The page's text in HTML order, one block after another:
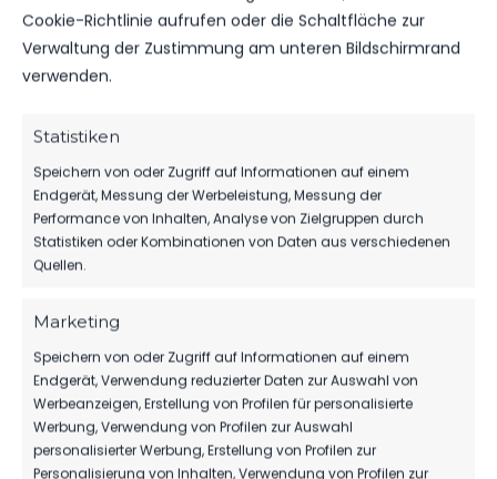
Cookie-Richtlinie aufrufen oder die Schaltfläche zur
Verwaltung der Zustimmung am unteren Bildschirmrand
verwenden.
Statistiken
Speichern von oder Zugriff auf Informationen auf einem
Endgerät, Messung der Werbeleistung, Messung der
Performance von Inhalten, Analyse von Zielgruppen durch
Statistiken oder Kombinationen von Daten aus verschiedenen
Quellen.
Marketing
Speichern von oder Zugriff auf Informationen auf einem
Endgerät, Verwendung reduzierter Daten zur Auswahl von
Werbeanzeigen, Erstellung von Profilen für personalisierte
Werbung, Verwendung von Profilen zur Auswahl
personalisierter Werbung, Erstellung von Profilen zur
Personalisierung von Inhalten, Verwendung von Profilen zur
DAS KÖNNTE DICH
AUCH INTERESSIEREN.
1.MÄNNER
TIM MEYER WECHSELT ZU GERMANIA
HALBERSTADT
07. Aug. 2026
SPONSOREN
MBS VERLÄNGERT SEIN SPONSORING
BEIM FSV
06. Aug. 2026 76